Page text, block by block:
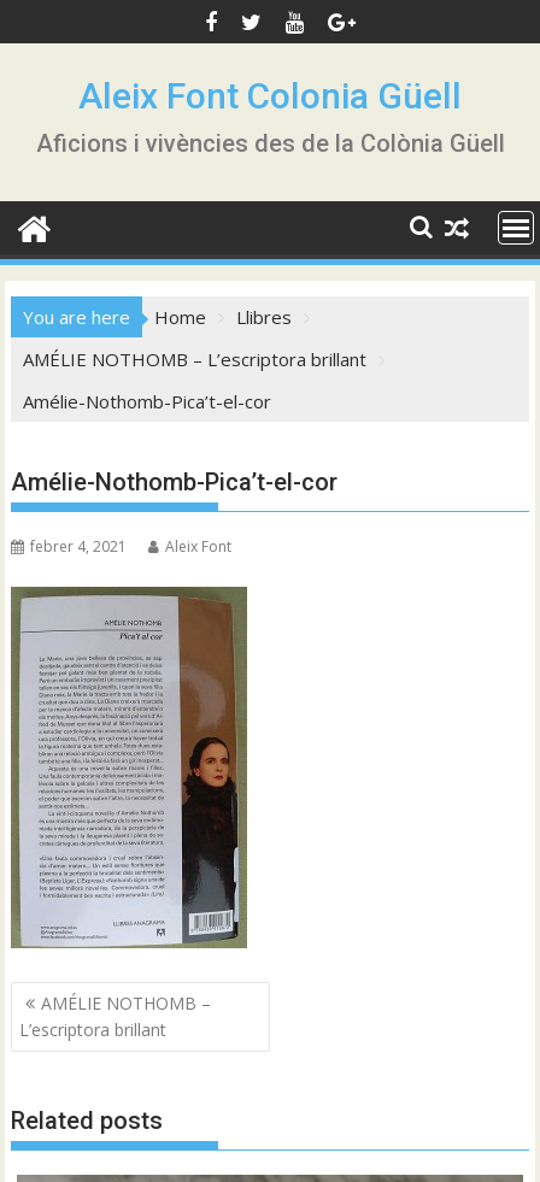
to
Aleix Font Colonia Güell
Aficions i vivències des de la Colònia Güell
You are here Home
Llibres
AMÉLIE NOTHOMB – L’escriptora brillant
Amélie-Nothomb-Pica’t-el-cor
Amélie-Nothomb-Pica’t-el-cor
febrer 4, 2021 Aleix Font
Navegació
d'entrades
AMÉLIE NOTHOMB –
L’escriptora brillant
Related posts